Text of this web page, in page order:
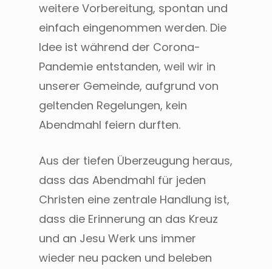
weitere Vorbereitung, spontan und
einfach eingenommen werden. Die
Idee ist während der Corona-
Pandemie entstanden, weil wir in
unserer Gemeinde, aufgrund von
geltenden Regelungen, kein
Abendmahl feiern durften.
Aus der tiefen Überzeugung heraus,
dass das Abendmahl für jeden
Christen eine zentrale Handlung ist,
dass die Erinnerung an das Kreuz
und an Jesu Werk uns immer
wieder neu packen und beleben